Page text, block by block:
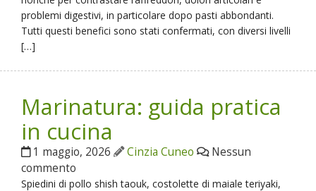
problemi digestivi, in particolare dopo pasti abbondanti.
Tutti questi benefici sono stati confermati, con diversi livelli
[…]
Marinatura: guida pratica
in cucina
1 maggio, 2026 Cinzia Cuneo
Nessun
commento
Spiedini di pollo shish taouk, costolette di maiale teriyaki,